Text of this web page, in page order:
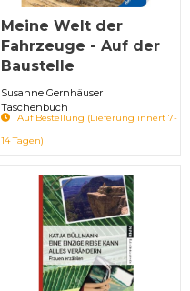
Meine Welt der
Fahrzeuge - Auf der
Baustelle
Susanne Gernhäuser
Taschenbuch
Auf Bestellung (Lieferung innert 7-
14 Tagen)